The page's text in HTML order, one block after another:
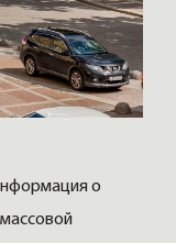
о